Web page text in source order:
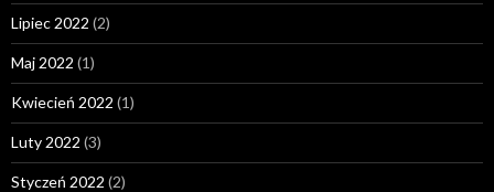
Lipiec 2022 (2)
Maj 2022 (1)
Kwiecień 2022 (1)
Luty 2022 (3)
Styczeń 2022 (2)